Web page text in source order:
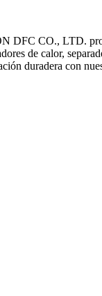
DFC CO., LTD.
de calor,
duradera con